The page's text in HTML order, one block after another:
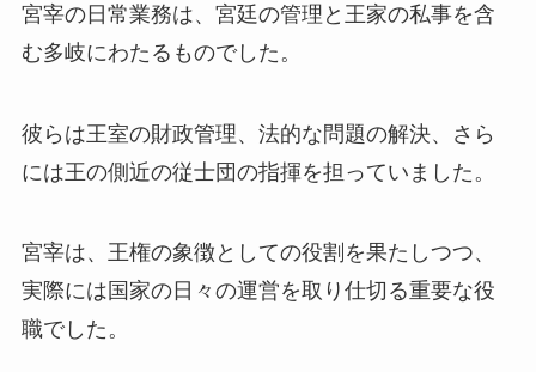
宮宰の日常業務は、宮廷の管理と王家の私事を含
む多岐にわたるものでした。
彼らは王室の財政管理、法的な問題の解決、さら
には王の側近の従士団の指揮を担っていました。
宮宰は、王権の象徴としての役割を果たしつつ、
実際には国家の日々の運営を取り仕切る重要な役
職でした。